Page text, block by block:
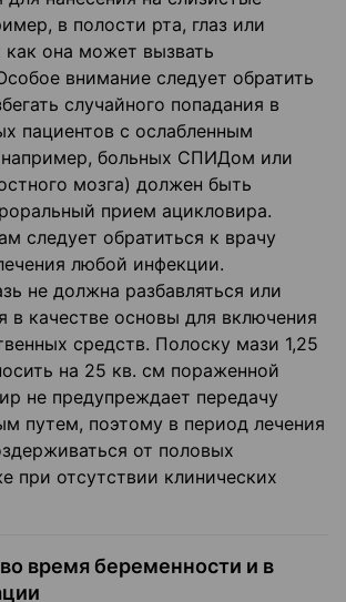
в полости рта, глаз или
как она может вызвать
внимание следует обратить
случайного попадания в
пациентов с ослабленным
больных СПИДом или
мозга) должен быть
прием ацикловира.
следует обратиться к врачу
любой инфекции.
не должна разбавляться или
в качестве основы для включения
средств. Полоску мази 1,25
на 25 кв. см пораженной
не предупреждает передачу
путем, поэтому в период лечения
от половых
при отсутствии клинических
время беременности и в